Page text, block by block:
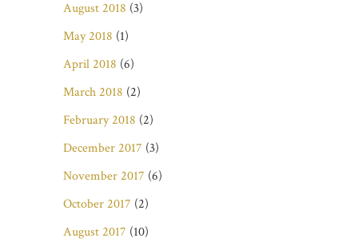
August 2018 (3)
May 2018 (1)
April 2018 (6)
March 2018 (2)
February 2018 (2)
December 2017 (3)
November 2017 (6)
October 2017 (2)
August 2017 (10)